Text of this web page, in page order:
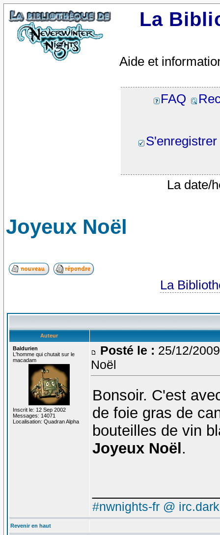
La
Aide et
FAQ
S'enregistrer
La date/
Joyeux Noël
La
Auteur
Baldurien
L'homme qui chutait sur le
macadam
Inscrit le: 12 Sep 2002
Messages: 14071
Localisation: Quadran Alpha
Posté le : 25/12/
Noël
Bonsoir. C'est
de foie gras de
bouteilles de vin
Joyeux Noël .
#nwnights-fr @
Revenir en haut